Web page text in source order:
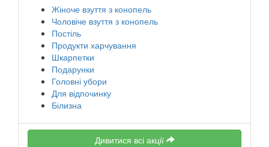
Жіноче взуття з конопель
Чоловіче взуття з конопель
Постіль
Продукти харчування
Шкарпетки
Подарунки
Головні убори
Для відпочинку
Білизна
Дивитися всі акції